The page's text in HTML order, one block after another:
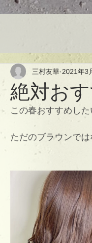
絶対お
三村友華 2021年3
この春おすすめし
ただのブラウンで